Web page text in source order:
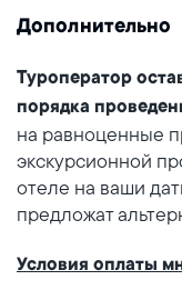
Дополнительно
Туроператор
порядка
на равноценные
экскурсионной
отеле на ваши
предложат
Условия оплаты